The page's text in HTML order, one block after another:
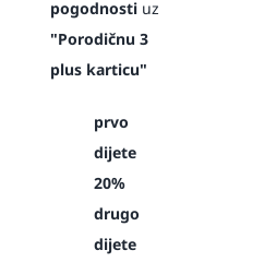
pogodnostiuz
"Porodičnu 3
plus karticu"
prvo
dijete
20%
drugo
dijete